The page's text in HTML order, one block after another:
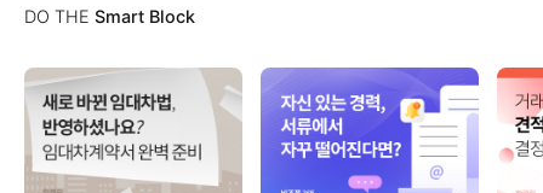
DO THE Smart Block